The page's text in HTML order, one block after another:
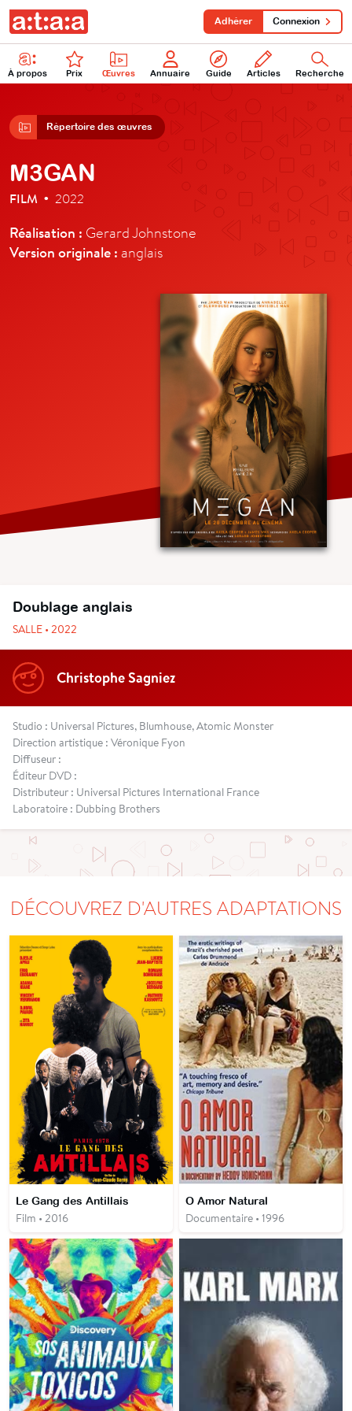
À propos Prix Œuvres Annuaire Guide Articles Recherche
Adhérer Connexion
Répertoire des œuvres
M3GAN
FILM • 2022
Réalisation : Gerard Johnstone
Version originale : anglais
Doublage anglais
SALLE • 2022
Christophe Sagniez
Studio : Universal Pictures, Blumhouse, Atomic Monster
Direction artistique : Véronique Fyon
Diffuseur :
Éditeur DVD :
Distributeur : Universal Pictures International France
Laboratoire : Dubbing Brothers
DÉCOUVREZ D'AUTRES ADAPTATIONS
Le Gang des Antillais
Film • 2016
O Amor Natural
Documentaire • 1996